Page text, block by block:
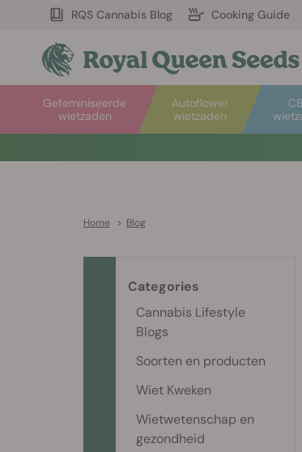
RQS Cannabis Blog Cooking Guide
Autoflower
wietzaden
Gefeminiseerde
wietzaden
Home > Blog
Categories
Cannabis Lifestyle
Blogs
Soorten en producten
Wiet Kweken
Wietwetenschap en
gezondheid